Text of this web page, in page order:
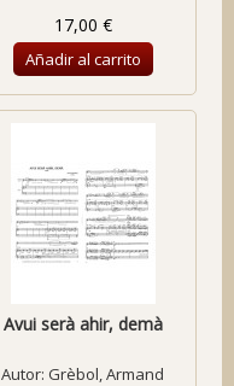
17,00 €
Añadir al carrito
Avui serà ahir, demà
Autor: Grèbol, Armand